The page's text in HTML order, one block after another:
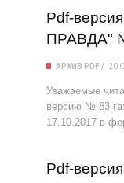
Pdf-
ПРАВДА"
АРХИВ PDF 20
Уважаемые
версию № 83
17.10.2017 в
Pdf-